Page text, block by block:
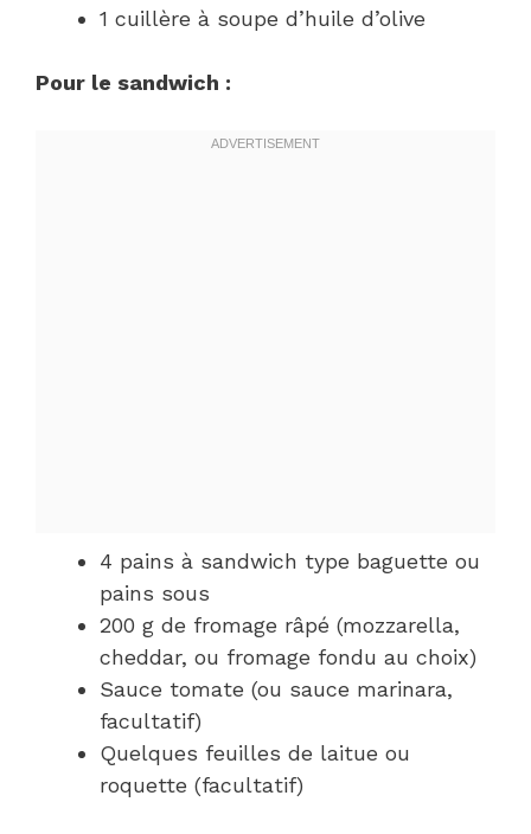
1 cuillère à soupe d’huile d’olive
Pour le sandwich :
4 pains à sandwich type baguette ou
pains sous
200 g de fromage râpé (mozzarella,
cheddar, ou fromage fondu au choix)
Sauce tomate (ou sauce marinara,
facultatif)
Quelques feuilles de laitue ou
roquette (facultatif)